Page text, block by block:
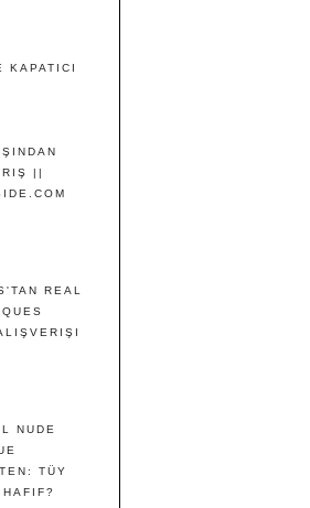
KAPATICI
||
REAL
NUDE
TÜY
HAFIF?